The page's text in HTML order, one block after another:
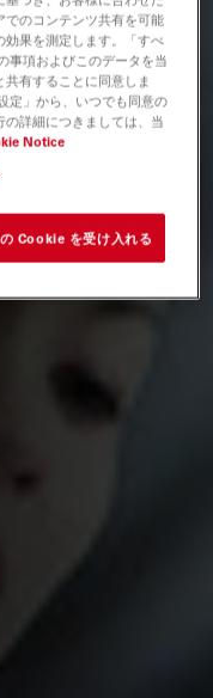
でのコンテンツ共有を可能
効果を測定します。「すべ
事項およびこのデータを当
有することに同意しま
定」から、いつでも同意の
詳細につきましては、当
Notice
Cookie を受け入れる